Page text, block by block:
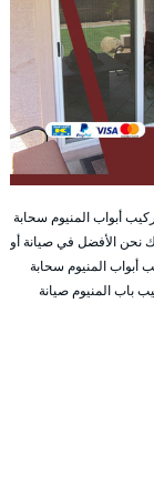
أبواب المنيوم سحابة
أبواب اكورديون كفالة 3 سنوات لذلك نحن الأفضل في صيانة أو
أبواب المنيوم سحابة
باب المنيوم صيانة